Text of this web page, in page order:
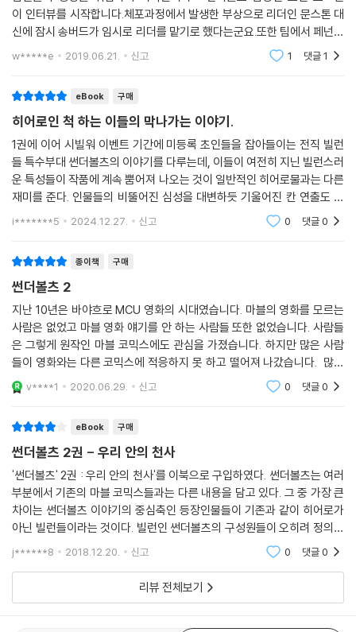
이 인터뷰를 시작합니다.체포과정에서 발생한 부상으로 리더인 문스톤 대
신에 잠시 송버드가 임시로 리더를 맡기로 했다는군요.또한 팀에서 페넌스
역시 잠시 빠진 걸로 알려졌는데요. 다만 정확한 원인은 밝혀지지 않았다
w*****e 2019.06.21. 신고 1 댓글1
eBook 구매
히어로인 척 하는 이들의 막나가는 이야기.
1권에 이어 시빌워 이벤트 기간에 미등록 초인들을 잡아들이는 전직 빌런
들 특수부대 썬더볼츠의 이야기를 다루는데, 이들이 여전히 지닌 빌런스러
운 특성들이 작품에 계속 뿜어져 나오는 것이 일반적인 히어로물과는 다른
재미를 준다. 인물들의 비뚤어진 심성을 대변하듯 기울어진 칸 연출도 색
다르다.
i*******5 2024.12.27. 신고 0 댓글0
종이책 구매
썬더볼츠 2
지난 10년은 바야흐로 MCU 영화의 시대였습니다. 마블의 영화를 모르는
사람은 없었고 마블 영화 얘기를 안 하는 사람들 또한 없었습니다. 사람들
은 그렇게 원작인 마블 코믹스에도 관심을 가졌습니다. 하지만 많은 사람
들이 영화와는 다른 코믹스에 적응하지 못 하고 떨어져 나갔습니다. 많은
이유 중에 하나는 모르는 캐릭터들이 많이 나와서겠죠. 하지만 이책은 그
럴 걱정이 없습니
v****1 2020.06.29. 신고 0 댓글0
eBook 구매
썬더볼츠 2권 - 우리 안의 천사
'썬더볼츠' 2권 : 우리 안의 천사'를 이북으로 구입하였다. 썬더볼츠는 여러
부분에서 기존의 마블 코믹스들과는 다른 내용을 담고 있다. 그 중 가장 큰
차이는 썬더볼츠 이야기의 중심축인 등장인물들이 기존과 같이 히어로가
아닌 빌런들이라는 것이다. 빌런인 썬더볼츠의 구성원들이 오히려 정의의
사도들인 슈퍼 히어로들을 잡으러 다닌다는 설정이 독특했고 마블 유니버
스의 새로운
j******8 2018.12.20. 신고 0 댓글0
리뷰 전체보기